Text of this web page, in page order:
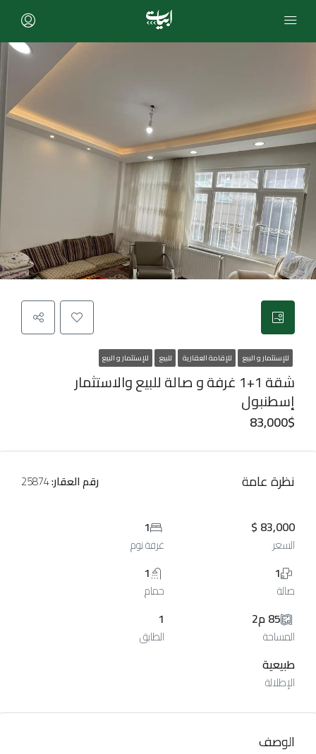
للإستثمار و البيع للإقامة العقارية للبيع للإستثمار و البيع
شقة 1+1 غرفة و صالة للبيع والاستثمار
إسطنبول
83,000$
نظرة عامة رقم العقار:
83,000 $
السعر
1
غرفة نوم
1
صالة
1
حمام
85 م2
المساحة
1
الطابق
طبيعية
الإطلالة
الوصف